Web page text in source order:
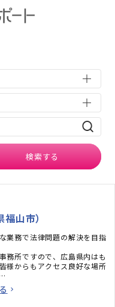
の検索結果
検索する
山市）
業務で法律問題の解決を目指
務所ですので、広島県内はも
様からもアクセス良好な場所
になってお話しをじっくりと